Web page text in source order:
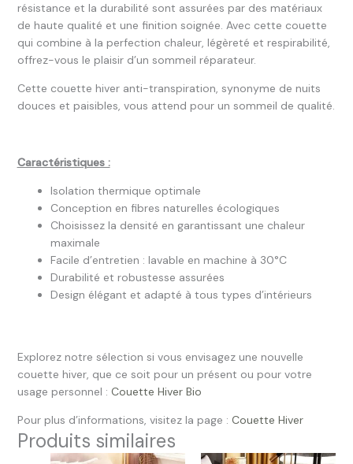
résistance et la durabilité sont assurées par des matériaux
de haute qualité et une finition soignée. Avec cette couette
qui combine à la perfection chaleur, légèreté et respirabilité,
offrez-vous le plaisir d’un sommeil réparateur.
Cette couette hiver anti-transpiration, synonyme de nuits
douces et paisibles, vous attend pour un sommeil de qualité.
Caractéristiques :
Isolation thermique optimale
Conception en fibres naturelles écologiques
Choisissez la densité en garantissant une chaleur
maximale
Facile d’entretien : lavable en machine à 30°C
Durabilité et robustesse assurées
Design élégant et adapté à tous types d’intérieurs
Explorez notre sélection si vous envisagez une nouvelle
couette hiver, que ce soit pour un présent ou pour votre
usage personnel : Couette Hiver Bio
Pour plus d’informations, visitez la page : Couette Hiver
Produits similaires
Plage
Plage